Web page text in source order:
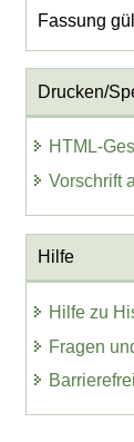
Fassung
Drucken/
HTML-
Vorschrift
Hilfe
Hilfe zu
Fragen